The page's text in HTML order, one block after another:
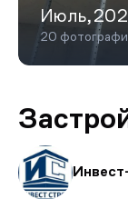
20